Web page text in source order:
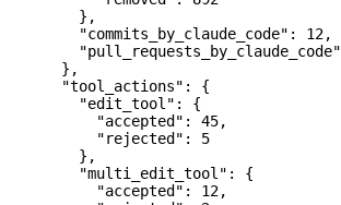
        },
        "commits_by_claude_code"
: 12,
        "pull_requests_by_claude_code"
      },
      "tool_actions"
: {
        "edit_tool"
: {
          "accepted"
: 45,
          "rejected"
: 5
        },
        "multi_edit_tool"
: {
          "accepted"
: 12,